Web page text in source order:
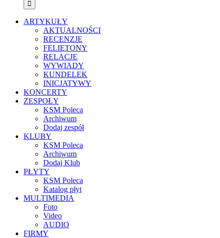
ARTYKUŁY
AKTUALNOŚCI
RECENZJE
FELIETONY
RELACJE
WYWIADY
KUNDELEK
INICJATYWY
KONCERTY
ZESPOŁY
KSM Poleca
Archiwum
Dodaj zespół
KLUBY
KSM Poleca
Archiwum
Dodaj Klub
PŁYTY
KSM Poleca
Katalog płyt
MULTIMEDIA
Foto
Video
AUDIO
FIRMY